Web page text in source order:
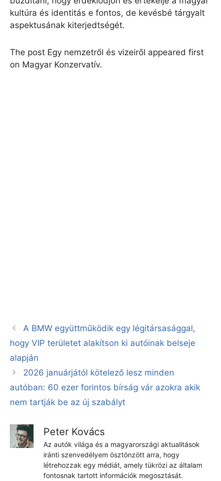
kultúra és identitás e fontos, de kevésbé tárgyalt
aspektusának kiterjedtségét.
The post Egy nemzetről és vizeiről appeared first
on Magyar Konzervatív.
A BMW együttműködik egy légitársasággal,
hogy VIP területet alakítson ki autóinak belseje
alapján
2026 januárjától kötelező lesz minden
autóban: 60 ezer forintos bírság vár azokra akik
nem tartják be az új szabályt
Peter Kovács
Az autók világa és a magyarországi aktualitások
iránti szenvedélyem ösztönzött arra, hogy
létrehozzak egy médiát, amely tükrözi az általam
fontosnak tartott információk megosztását.